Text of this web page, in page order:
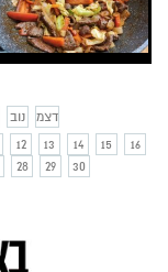
נוב
דצמ
12 13 14 15
16
28 29 30